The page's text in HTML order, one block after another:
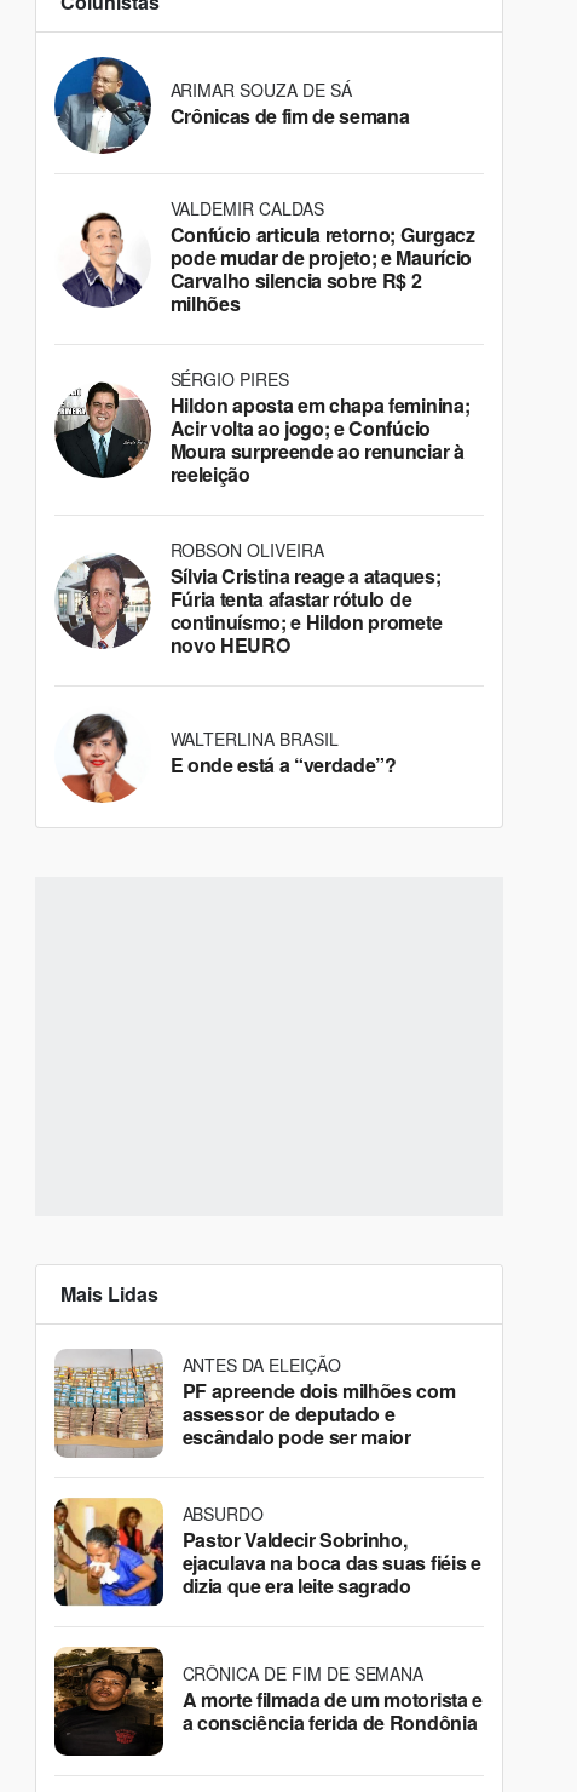
ARIMAR SOUZA DE SÁ
Crônicas de fim de semana
VALDEMIR CALDAS
Confúcio articula retorno; Gurgacz
pode mudar de projeto; e Maurício
Carvalho silencia sobre R$ 2
milhões
SÉRGIO PIRES
Hildon aposta em chapa feminina;
Acir volta ao jogo; e Confúcio
Moura surpreende ao renunciar à
reeleição
ROBSON OLIVEIRA
Sílvia Cristina reage a ataques;
Fúria tenta afastar rótulo de
continuísmo; e Hildon promete
novo HEURO
WALTERLINA BRASIL
E onde está a “verdade”?
Mais Lidas
ANTES DA ELEIÇÃO
PF apreende dois milhões com
assessor de deputado e
escândalo pode ser maior
ABSURDO
Pastor Valdecir Sobrinho,
ejaculava na boca das suas fiéis e
dizia que era leite sagrado
CRÔNICA DE FIM DE SEMANA
A morte filmada de um motorista e
a consciência ferida de Rondônia